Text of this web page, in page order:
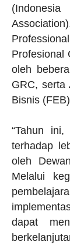
Profesional
oleh
GRC, serta
Bisnis
“Tahun
terhadap
oleh
Melalui
dapat